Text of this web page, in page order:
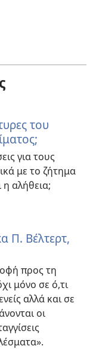
του
για τους
με το ζήτημα
η αλήθεια;
Π. Βέλτερτ,
προς τη
μόνο σε ό,τι
αλλά και σε
οι